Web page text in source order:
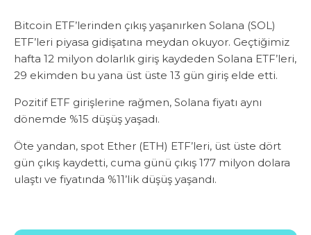
Bitcoin ETF’lerinden çıkış yaşanırken Solana (SOL)
ETF’leri piyasa gidişatına meydan okuyor. Geçtiğimiz
hafta 12 milyon dolarlık giriş kaydeden Solana ETF’leri,
29 ekimden bu yana üst üste 13 gün giriş elde etti.
Pozitif ETF girişlerine rağmen, Solana fiyatı aynı
dönemde %15 düşüş yaşadı.
Öte yandan, spot Ether (ETH) ETF’leri, üst üste dört
gün çıkış kaydetti, cuma günü çıkış 177 milyon dolara
ulaştı ve fiyatında %11’lik düşüş yaşandı.